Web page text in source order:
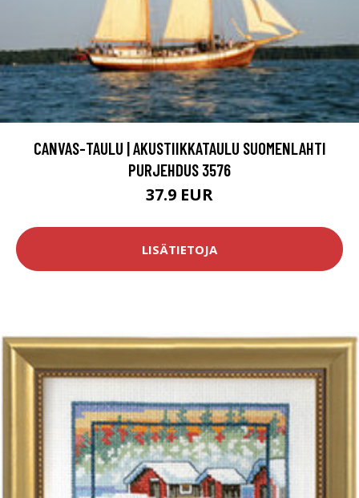
CANVAS-TAULU | AKUSTIIKKATAULU SUOMENLAHTI
PURJEHDUS 3576
37.9 EUR
LISÄTIETOJA